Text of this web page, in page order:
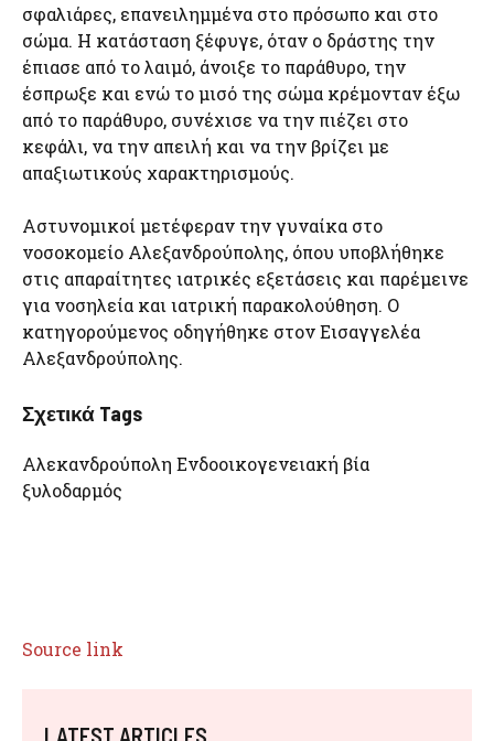
σφαλιάρες, επανειλημμένα στο πρόσωπο και στο
σώμα. Η κατάσταση ξέφυγε, όταν ο δράστης την
έπιασε από το λαιμό, άνοιξε το παράθυρο, την
έσπρωξε και ενώ το μισό της σώμα κρέμονταν έξω
από το παράθυρο, συνέχισε να την πιέζει στο
κεφάλι, να την απειλή και να την βρίζει με
απαξιωτικούς χαρακτηρισμούς.
Αστυνομικοί μετέφεραν την γυναίκα στο
νοσοκομείο Αλεξανδρούπολης, όπου υποβλήθηκε
στις απαραίτητες ιατρικές εξετάσεις και παρέμεινε
για νοσηλεία και ιατρική παρακολούθηση. Ο
κατηγορούμενος οδηγήθηκε στον Εισαγγελέα
Αλεξανδρούπολης.
Σχετικά Tags
Αλεκανδρούπολη Ενδοοικογενειακή βία
ξυλοδαρμός
Source link
LATEST ARTICLES